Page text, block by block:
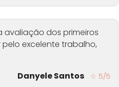
avaliação dos primeiros
excelente trabalho,
Danyele Santos
☆ 5/5